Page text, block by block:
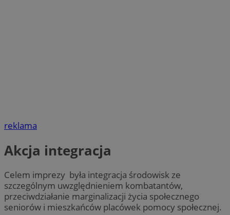
reklama
Akcja integracja
Celem imprezy była integracja środowisk ze
szczególnym uwzględnieniem kombatantów,
przeciwdziałanie marginalizacji życia społecznego
seniorów i mieszkańców placówek pomocy społecznej.